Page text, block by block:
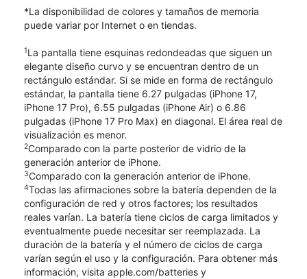
*La disponibilidad de colores y tamaños de memoria
puede variar por Internet o en tiendas.
1La pantalla tiene esquinas redondeadas que siguen un
elegante diseño curvo y se encuentran dentro de un
rectángulo estándar. Si se mide en forma de rectángulo
estándar, la pantalla tiene 6.27 pulgadas (iPhone 17,
iPhone 17 Pro), 6.55 pulgadas (iPhone Air) o 6.86
pulgadas (iPhone 17 Pro Max) en diagonal. El área real de
visualización es menor.
2Comparado con la parte posterior de vidrio de la
generación anterior de iPhone.
3Comparado con la generación anterior de iPhone.
4Todas las afirmaciones sobre la batería dependen de la
configuración de red y otros factores; los resultados
reales varían. La batería tiene ciclos de carga limitados y
eventualmente puede necesitar ser reemplazada. La
duración de la batería y el número de ciclos de carga
varían según el uso y la configuración. Para obtener más
información, visita apple.com/batteries y